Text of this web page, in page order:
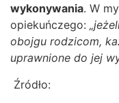
wykonywania. W
opiekuńczego:
obojgu rodzicom,
uprawnione do jej
Źródło: